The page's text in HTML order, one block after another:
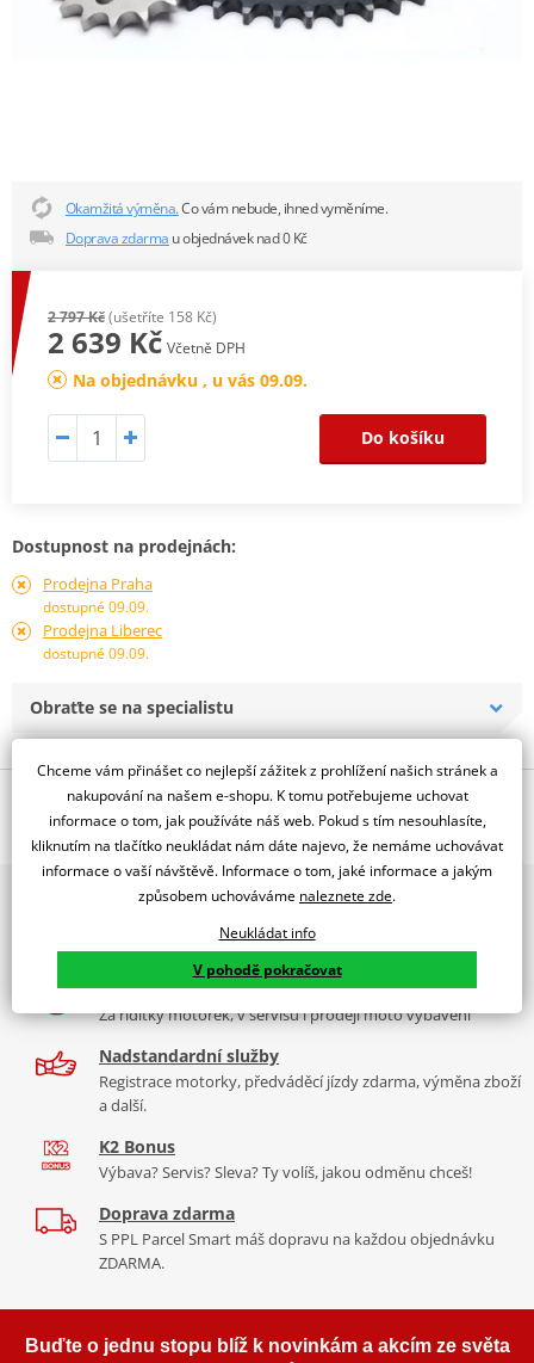
Okamžitá výměna.Co vám nebude, ihned vyměníme.
Doprava zdarma u objednávek nad 0 Kč
2 797 Kč(ušetříte 158 Kč)
2 639 Kč Včetně DPH
Na objednávku , u vás 09.09.
Do košíku
Dostupnost na prodejnách:
Prodejna Praha
dostupné 09.09.
Prodejna Liberec
dostupné 09.09.
Obraťte se na specialistu
Popis a parametry
Jsme autorizovaný
dealer značky EK + SUPERSPROX
Řetězová sada - Řetěz EK, řada SRO6, těsněný O-kroužkem.
Ocelové kolečko a rozeta SUPERSPROX.
Řetěz 520 SRO6
pádem je nejvhodnější pro úzká vodítka řetězů sportovních endur
nebo motokrosek. Je zároveň nejlehčí a nejpevnější a jako jediný
na trhu má ZST.
KTM 390 Duke, Honda CB 500 F, Yamaha R3
Kvalitní O-kroužkový řetěz sedí na podobné motorky jako DEX
řada, ale větší kubatury. Je vyroben z o něco kvalitnějších
2x multibrand showroom
9 značek motocyklů, servis, oblečení, doplňky i náhradní
díly, to vše v Praze a Liberci
Více než 30 let zkušeností
Za řídítky motorek, v servisu i prodeji moto vybavení
Nadstandardní služby
Registrace motorky, předváděcí jízdy zdarma, výměna zboží
a další.
K2 Bonus
Výbava? Servis? Sleva? Ty volíš, jakou odměnu chceš!
Doprava zdarma
S PPL Parcel Smart máš dopravu na každou objednávku
ZDARMA.
Buďte o jednu stopu blíž k novinkám a akcím ze světa
Chceme vám přinášet co nejlepší zážitek z prohlížení našich stránek a
nakupování na našem e-shopu. K tomu potřebujeme uchovat
informace o tom, jak používáte náš web. Pokud s tím nesouhlasíte,
kliknutím na tlačítko neukládat nám dáte najevo, že nemáme uchovávat
informace o vaší návštěvě. Informace o tom, jaké informace a jakým
způsobem uchováváme naleznete zde.
Neukládat info
V pohodě pokračovat